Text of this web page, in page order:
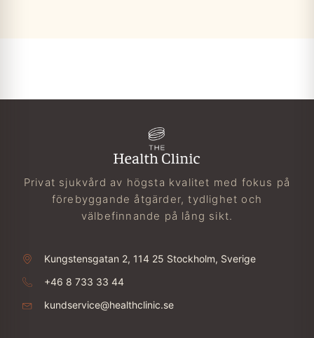
Privat sjukvård av högsta kvalitet med fokus på
förebyggande åtgärder, tydlighet och
välbefinnande på lång sikt.
Kungstensgatan 2, 114 25 Stockholm, Sverige
+46 8 733 33 44
kundservice@healthclinic.se